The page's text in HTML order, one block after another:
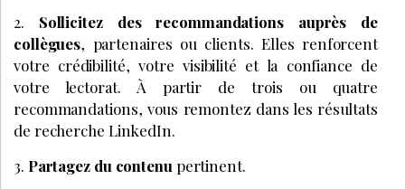
2. Sollicitez des recommandations auprès de
collègues, partenaires ou clients. Elles renforcent
votre crédibilité, votre visibilité et la confiance de
votre lectorat. À partir de trois ou quatre
recommandations, vous remontez dans les résultats
de recherche LinkedIn.
3. Partagez du contenu pertinent.